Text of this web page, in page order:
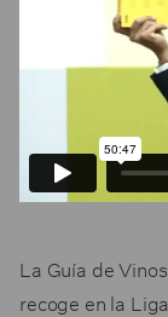
La Guía de
recoge en la